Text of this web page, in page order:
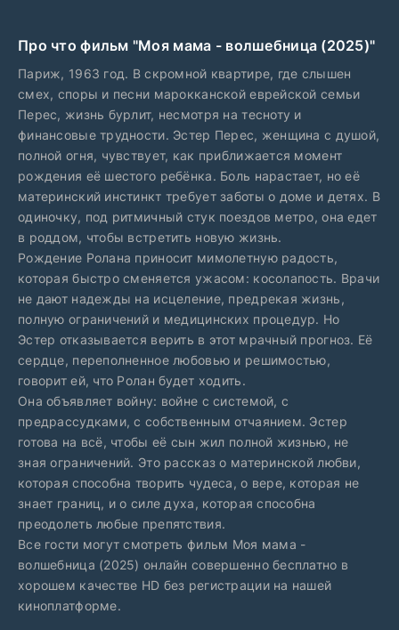
Про что фильм "Моя мама - волшебница (2025)"
Париж, 1963 год. В скромной квартире, где слышен
смех, споры и песни марокканской еврейской семьи
Перес, жизнь бурлит, несмотря на тесноту и
финансовые трудности. Эстер Перес, женщина с душой,
полной огня, чувствует, как приближается момент
рождения её шестого ребёнка. Боль нарастает, но её
материнский инстинкт требует заботы о доме и детях. В
одиночку, под ритмичный стук поездов метро, она едет
в роддом, чтобы встретить новую жизнь.
Рождение Ролана приносит мимолетную радость,
которая быстро сменяется ужасом: косолапость. Врачи
не дают надежды на исцеление, предрекая жизнь,
полную ограничений и медицинских процедур. Но
Эстер отказывается верить в этот мрачный прогноз. Её
сердце, переполненное любовью и решимостью,
говорит ей, что Ролан будет ходить.
Она объявляет войну: войне с системой, с
предрассудками, с собственным отчаянием. Эстер
готова на всё, чтобы её сын жил полной жизнью, не
зная ограничений. Это рассказ о материнской любви,
которая способна творить чудеса, о вере, которая не
знает границ, и о силе духа, которая способна
преодолеть любые препятствия.
Все гости могут смотреть фильм Моя мама -
волшебница (2025) онлайн совершенно бесплатно в
хорошем качестве HD без регистрации на нашей
киноплатформе.